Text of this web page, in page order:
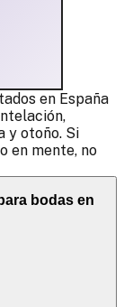
en España
y otoño. Si
en mente, no
bodas en